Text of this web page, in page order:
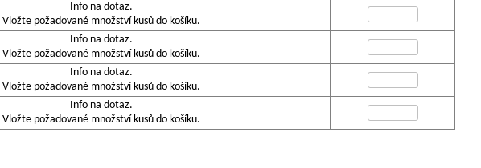
Info na dotaz.
Vložte požadované množství kusů do košíku.
Info na dotaz.
Vložte požadované množství kusů do košíku.
Info na dotaz.
Vložte požadované množství kusů do košíku.
Info na dotaz.
Vložte požadované množství kusů do košíku.